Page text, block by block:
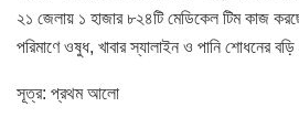
২১ জেলায় ১ হাজার ৮২৪টি মেডিকেল টিম কাজ
পরিমাণে ওষুধ, খাবার স্যালাইন ও পানি শোধনের
সূত্র: প্রথম আলো